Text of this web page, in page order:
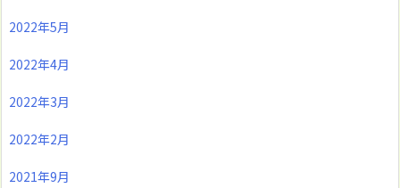
2022年5月
2022年4月
2022年3月
2022年2月
2021年9月